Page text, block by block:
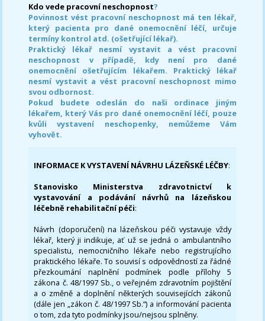
Kdo vede pracovní neschopnost?
Povinnost vést pracovní neschopnost má ten lékař,
který pacienta pro dané onemocnění léčí, určuje
termíny kontrol atd. (ošetřující lékař).
Praktický lékař nesmí vystavit a vést pracovní
neschopnost v případě, kdy není pro dané
onemocnění ošetřujícím lékařem. Praktický lékař
nesmí vystavit a vést pracovní neschopnost mimo
svou odbornost.
Pokud budete odeslán do naši ordinace jiným
lékařem, který Vás pro dané onemocnění léčí, pouze
kvůli vystavení neschopenky, nemůžeme Vám
vyhovět.
INFORMACE K VYSTAVENÍ NÁVRHU LÁZEŇSKÉ LÉČBY:
Stanovisko Ministerstva zdravotnictví k
vystavování a podávání návrhů na lázeňskou
léčebně rehabilitační péči:
Návrh (doporučení) na lázeňskou péči vystavuje vždy
lékař, který ji indikuje, ať už se jedná o ambulantního
specialistu, nemocničního lékaře nebo registrujícího
praktického lékaře. To souvisí s odpovědností za řádné
přezkoumání naplnění podmínek podle přílohy 5
zákona č. 48/1997 Sb., o veřejném zdravotním pojištění
a o změně a doplnění některých souvisejících zákonů
(dále jen „zákon č. 48/1997 Sb.“) a informování pacienta
o tom, zda tyto podmínky jsou/nejsou splněny.